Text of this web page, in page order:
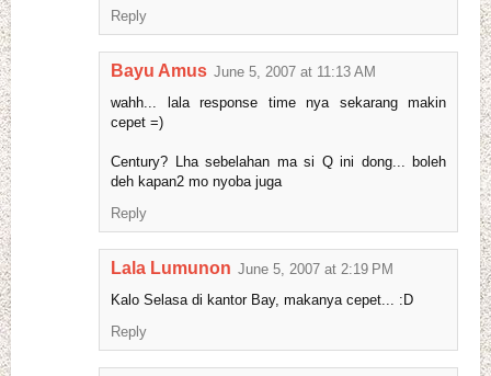
Reply
Bayu Amus June 5, 2007 at 11:13 AM
wahh... lala response time nya sekarang makin
cepet =)
Century? Lha sebelahan ma si Q ini dong... boleh
deh kapan2 mo nyoba juga
Reply
Lala Lumunon June 5, 2007 at 2:19 PM
Kalo Selasa di kantor Bay, makanya cepet... :D
Reply